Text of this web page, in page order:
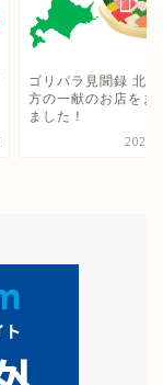
ゴリパラ見聞録 北
方の一献のお店をま
ました！
2023-